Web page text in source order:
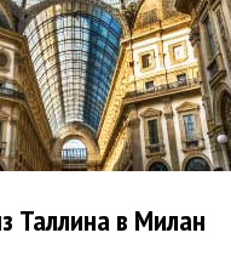
Таллина в Милан